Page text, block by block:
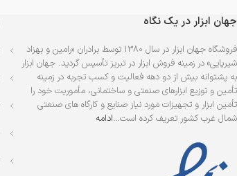
جهان ابزار در یک نگاه
فروشگاه جهان ابزار در سال 1380 توسط برادران «رامین و بهزاد
شیرپایی» در زمینه فروش ابزار در تبریز تأسیس گردید. جهان ابزار
به پشتوانه بیش از دو دهه فعالیت و کسب تجربه در زمینه
تأمین و توزیع ابزارهای صنعتی و ساختمانی، مأموریت خود را
تأمین ابزار و تجهیزات مورد نیاز صنایع و کارگاه های صنعتی
شمال غرب کشور تعریف کرده است…ادامه